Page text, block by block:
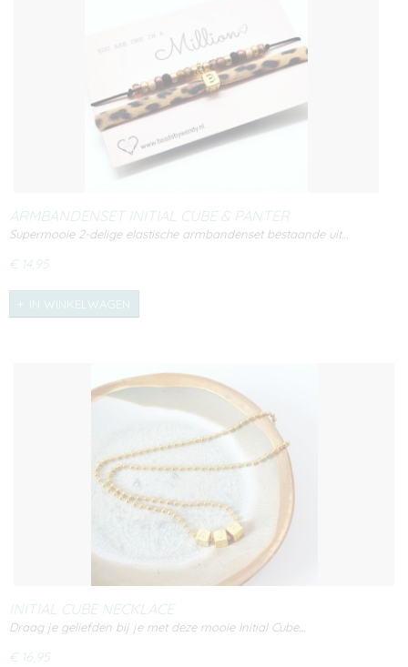
ARMBANDENSET INITIAL CUBE & PANTER
Supermooie 2-delige elastische armbandenset bestaande uit…
€ 14,95
IN WINKELWAGEN
INITIAL CUBE NECKLACE
Draag je geliefden bij je met deze mooie Initial Cube…
€ 16,95